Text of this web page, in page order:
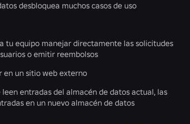
desbloquea muchos casos de uso
tu equipo manejar directamente las solicitudes
o emitir reembolsos
en un sitio web externo
entradas del almacén de datos actual, las
en un nuevo almacén de datos